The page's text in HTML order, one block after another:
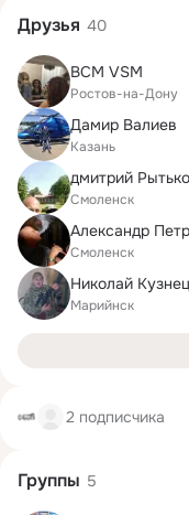
Друзья 40
ВСМ VSM
Ростов-на-Дону
Дамир Валиев
Казань
дмитрий
Смоленск
Александр
Смоленск
Николай
Марийнск
2 подписчика
Группы 5